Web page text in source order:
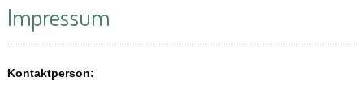
Impressum
Kontaktperson: